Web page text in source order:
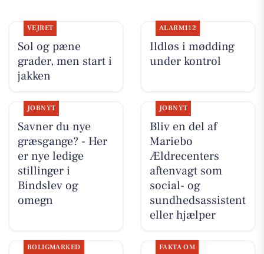
VEJRET
Sol og pæne
grader, men start i
jakken
ALARM112
Ildløs i mødding
under kontrol
JOBNYT
Savner du nye
græsgange? - Her
er nye ledige
stillinger i
Bindslev og
omegn
JOBNYT
Bliv en del af
Mariebo
Ældrecenters
aftenvagt som
social- og
sundhedsassistent
eller hjælper
BOLIGMARKED FAKTA OM